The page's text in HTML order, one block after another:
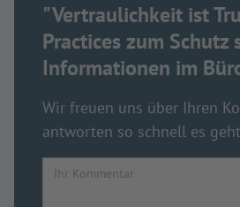
"Vertraulichkeit ist
Practices zum Schutz
Informationen im
Wir freuen uns über Ihren
antworten so schnell es